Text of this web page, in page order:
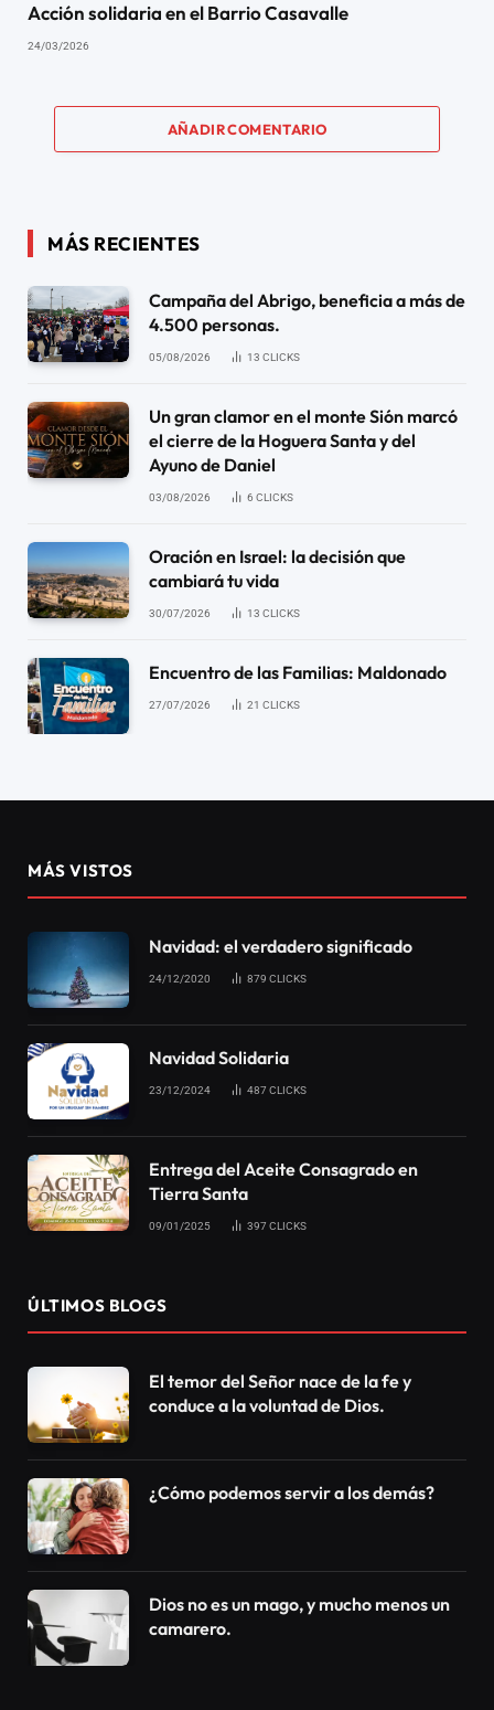
Acción solidaria en el Barrio Casavalle
24/03/2026
AÑADIR COMENTARIO
MÁS RECIENTES
Campaña del Abrigo, beneficia a más de
4.500 personas.
05/08/2026 13 CLICKS
Un gran clamor en el monte Sión marcó
el cierre de la Hoguera Santa y del
Ayuno de Daniel
03/08/2026 6 CLICKS
Oración en Israel: la decisión que
cambiará tu vida
30/07/2026 13 CLICKS
Encuentro de las Familias: Maldonado
27/07/2026 21 CLICKS
MÁS VISTOS
Navidad: el verdadero significado
24/12/2020 879 CLICKS
Navidad Solidaria
23/12/2024 487 CLICKS
Entrega del Aceite Consagrado en
Tierra Santa
09/01/2025 397 CLICKS
ÚLTIMOS BLOGS
El temor del Señor nace de la fe y
conduce a la voluntad de Dios.
¿Cómo podemos servir a los demás?
Dios no es un mago, y mucho menos un
camarero.